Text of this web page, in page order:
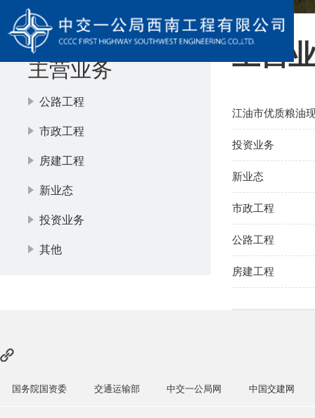
主营业务
公路工程
市政工程
房建工程
新业态
投资业务
其他
主营
江油市优质粮油
投资业务
新业态
市政工程
公路工程
房建工程
国务院国资委 交通运输部 中交一公局网 中国交建网